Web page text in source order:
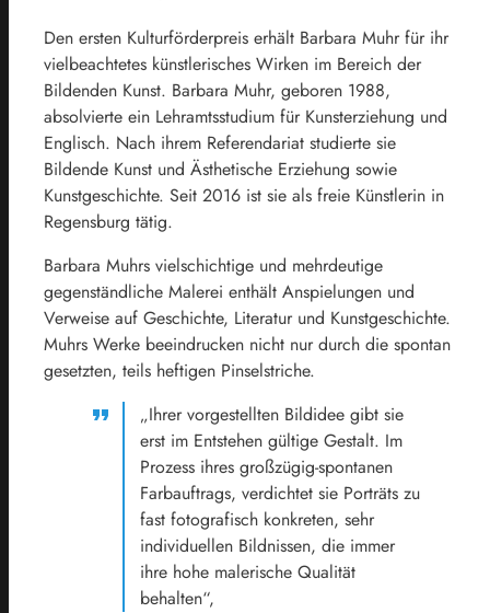
Den ersten Kulturförderpreis erhält Barbara Muhr für ihr
vielbeachtetes künstlerisches Wirken im Bereich der
Bildenden Kunst. Barbara Muhr, geboren 1988,
absolvierte ein Lehramtsstudium für Kunsterziehung und
Englisch. Nach ihrem Referendariat studierte sie
Bildende Kunst und Ästhetische Erziehung sowie
Kunstgeschichte. Seit 2016 ist sie als freie Künstlerin in
Regensburg tätig.
Barbara Muhrs vielschichtige und mehrdeutige
gegenständliche Malerei enthält Anspielungen und
Verweise auf Geschichte, Literatur und Kunstgeschichte.
Muhrs Werke beeindrucken nicht nur durch die spontan
gesetzten, teils heftigen Pinselstriche.
„Ihrer vorgestellten Bildidee gibt sie
erst im Entstehen gültige Gestalt. Im
Prozess ihres großzügig-spontanen
Farbauftrags, verdichtet sie Porträts zu
fast fotografisch konkreten, sehr
individuellen Bildnissen, die immer
ihre hohe malerische Qualität
behalten“,